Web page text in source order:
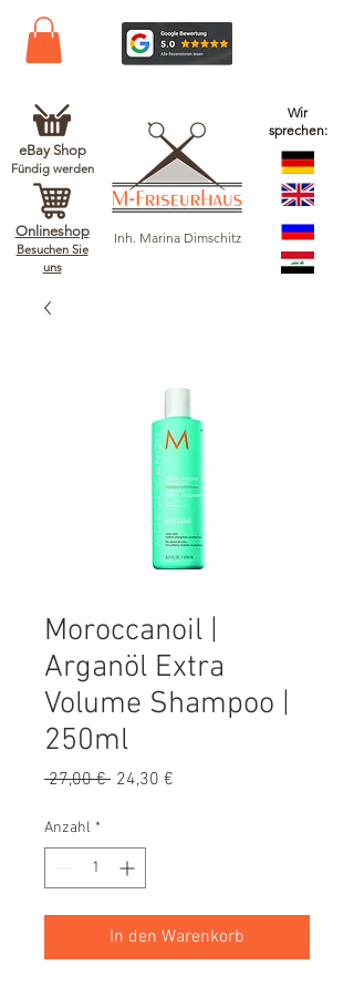
eBay Shop
Fündig werden
Onlineshop
Besuchen Sie
uns
Inh. Marina Dimschitz
Wir
sprechen:
Moroccanoil |
Arganöl Extra
Volume Shampoo |
250ml
27,00 € Standardpreis
24,30 €
Anzahl *
In den Warenkorb